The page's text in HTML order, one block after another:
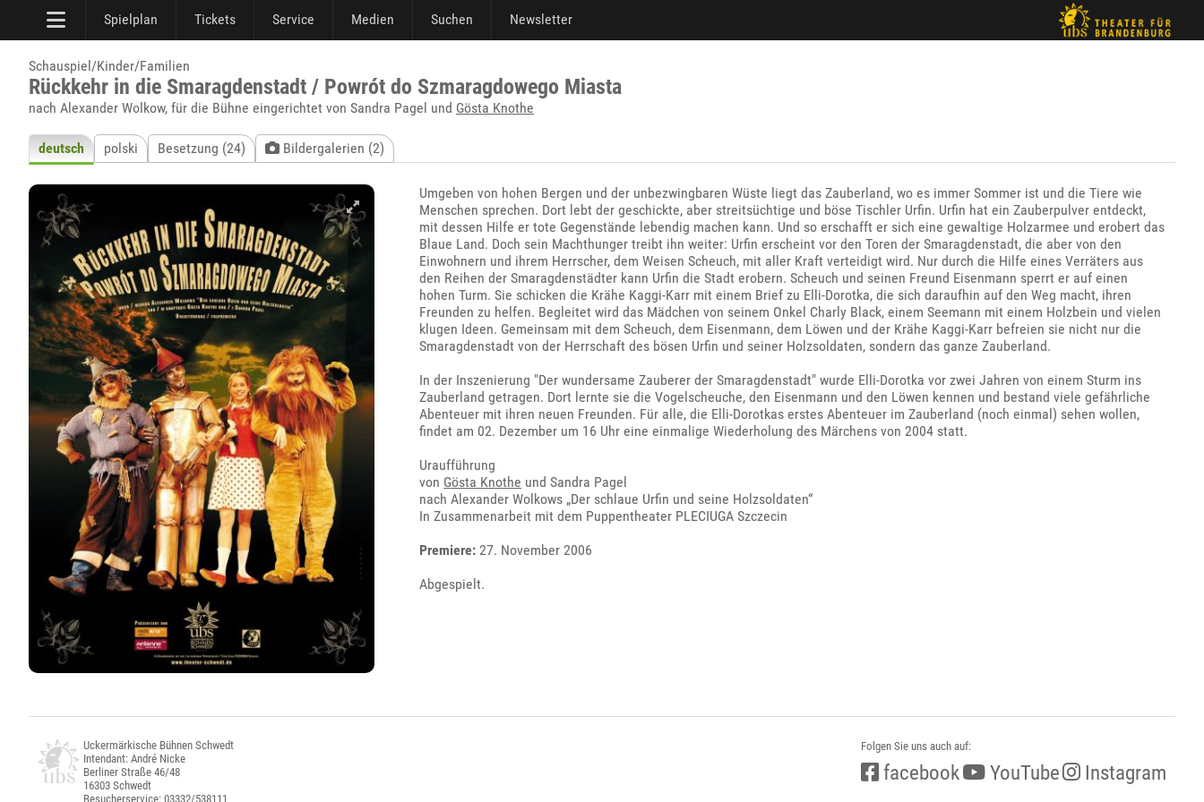
Spielplan Tickets Service Medien Suchen Newsletter
Schauspiel/Kinder/Familien
Rückkehr in die Smaragdenstadt / Powrót do Szmaragdowego Miasta
nach Alexander Wolkow, für die Bühne eingerichtet von Sandra Pagel und Gösta Knothe
deutsch polski Besetzung (24) Bildergalerien (2)
Umgeben von hohen Bergen und der unbezwingbaren Wüste liegt das Zauberland, wo es immer Sommer ist und die Tiere wie
Menschen sprechen. Dort lebt der geschickte, aber streitsüchtige und böse Tischler Urfin. Urfin hat ein Zauberpulver entdeckt,
mit dessen Hilfe er tote Gegenstände lebendig machen kann. Und so erschafft er sich eine gewaltige Holzarmee und erobert das
Blaue Land. Doch sein Machthunger treibt ihn weiter: Urfin erscheint vor den Toren der Smaragdenstadt, die aber von den
Einwohnern und ihrem Herrscher, dem Weisen Scheuch, mit aller Kraft verteidigt wird. Nur durch die Hilfe eines Verräters aus
den Reihen der Smaragdenstädter kann Urfin die Stadt erobern. Scheuch und seinen Freund Eisenmann sperrt er auf einen
hohen Turm. Sie schicken die Krähe Kaggi-Karr mit einem Brief zu Elli-Dorotka, die sich daraufhin auf den Weg macht, ihren
Freunden zu helfen. Begleitet wird das Mädchen von seinem Onkel Charly Black, einem Seemann mit einem Holzbein und vielen
klugen Ideen. Gemeinsam mit dem Scheuch, dem Eisenmann, dem Löwen und der Krähe Kaggi-Karr befreien sie nicht nur die
Smaragdenstadt von der Herrschaft des bösen Urfin und seiner Holzsoldaten, sondern das ganze Zauberland.
In der Inszenierung "Der wundersame Zauberer der Smaragdenstadt" wurde Elli-Dorotka vor zwei Jahren von einem Sturm ins
Zauberland getragen. Dort lernte sie die Vogelscheuche, den Eisenmann und den Löwen kennen und bestand viele gefährliche
Abenteuer mit ihren neuen Freunden. Für alle, die Elli-Dorotkas erstes Abenteuer im Zauberland (noch einmal) sehen wollen,
findet am 02. Dezember um 16 Uhr eine einmalige Wiederholung des Märchens von 2004 statt.
Uraufführung
von Gösta Knothe und Sandra Pagel
nach Alexander Wolkows „Der schlaue Urfin und seine Holzsoldaten“
In Zusammenarbeit mit dem Puppentheater PLECIUGA Szczecin
Premiere: 27. November 2006
Abgespielt.
Uckermärkische Bühnen Schwedt
Intendant: André Nicke
Berliner Straße 46/48
16303 Schwedt
Besucherservice: 03332/538111
Folgen Sie uns auch auf:
facebook YouTube Instagram